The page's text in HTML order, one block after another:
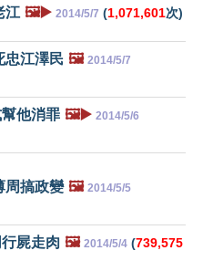
江 🖼️▶️ 2014/5/7 (1,071,601次)
忠江澤民 🖼️ 2014/5/7
他消罪 🖼️▶️ 2014/5/6
周搞政變 🖼️ 2014/5/5
屍走肉 🖼️ 2014/5/4 (739,575